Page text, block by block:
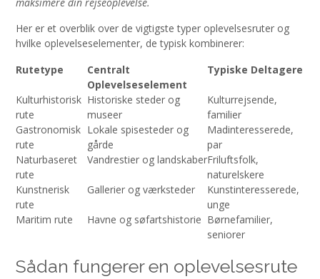
Her er et overblik over de vigtigste typer oplevelsesruter og
hvilke oplevelseselementer, de typisk kombinerer:
Rutetype
Centralt
Oplevelseselement
Typiske Deltagere
Kulturhistorisk
rute
Historiske steder og
museer
Kulturrejsende,
familier
Gastronomisk
rute
Lokale spisesteder og
gårde
Madinteresserede,
par
Naturbaseret
rute
Vandrestier og landskaberFriluftsfolk,
naturelskere
Kunstnerisk
rute
Gallerier og værksteder
Kunstinteresserede,
unge
Maritim rute
Havne og søfartshistorie Børnefamilier,
seniorer
Sådan fungerer en oplevelsesrute